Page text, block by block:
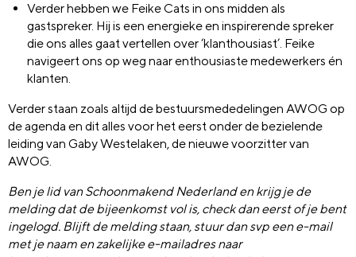
Verder hebben we Feike Cats in ons midden als
gastspreker. Hij is een energieke en inspirerende spreker
die ons alles gaat vertellen over ‘klanthousiast’. Feike
navigeert ons op weg naar enthousiaste medewerkers én
klanten.
Verder staan zoals altijd de bestuursmededelingen AWOG op
de agenda en dit alles voor het eerst onder de bezielende
leiding van Gaby Westelaken, de nieuwe voorzitter van
AWOG.
Ben je lid van Schoonmakend Nederland en krijg je de
melding dat de bijeenkomst vol is, check dan eerst of je bent
ingelogd. Blijft de melding staan, stuur dan svp een e-mail
met je naam en zakelijke e-mailadres naar